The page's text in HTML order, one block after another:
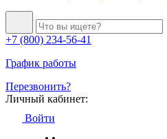
+7 (800) 234-56-41
График работы
Перезвонить?
Личный кабинет:
Войти